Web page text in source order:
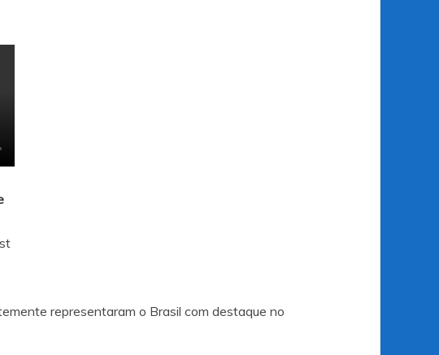
representaram o Brasil com destaque no